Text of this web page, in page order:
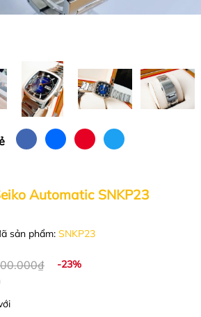
Automatic SNKP23
sản phẩm: SNKP23
-23%